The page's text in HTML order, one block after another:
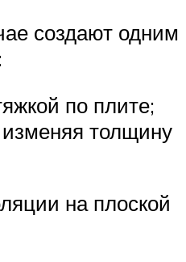
создают одним
по плите;
толщину
на плоской